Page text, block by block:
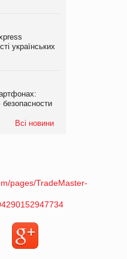
українських
Всі новини